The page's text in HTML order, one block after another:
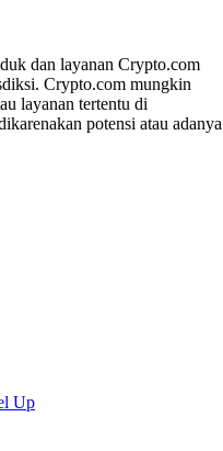
dan layanan Crypto.com
Crypto.com mungkin
layanan tertentu di
potensi atau adanya
Up